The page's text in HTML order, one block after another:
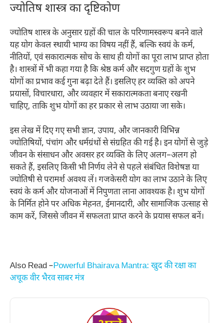
ज्योतिष शास्त्र का दृष्टिकोण
ज्योतिष शास्त्र के अनुसार ग्रहों की चाल के परिणामस्वरूप बनने वाले
यह योग केवल स्थायी भाग्य का विषय नहीं हैं, बल्कि स्वयं के कर्म,
नीतियों, एवं सकारात्मक सोच के साथ ही योगों का पूरा लाभ प्राप्त होता
है। शास्त्रों में भी कहा गया है कि श्रेष्ठ कर्म और सदगुण ग्रहों के शुभ
योगों का प्रभाव कई गुना बढ़ा देते हैं। इसलिए हर व्यक्ति को अपने
प्रयासों, विचारधारा, और व्यवहार में सकारात्मकता बनाए रखनी
चाहिए, ताकि शुभ योगों का हर प्रकार से लाभ उठाया जा सके।​
इस लेख में दिए गए सभी ज्ञान, उपाय, और जानकारी विभिन्न
ज्योतिषियों, पंचांग और धर्मग्रंथों से संग्रहित की गई है। इन योगों से जुड़े
जीवन के संसाधन और अवसर हर व्यक्ति के लिए अलग–अलग हो
सकते हैं, इसलिए किसी भी निर्णय लेने से पहले संबंधित विशेषज्ञ या
ज्योतिषी से परामर्श अवश्य लें। गजकेसरी योग का लाभ उठाने के लिए
स्वयं के कर्म और योजनाओं में निपुणता लाना आवश्यक है। शुभ योगों
के निर्मित होने पर अधिक मेहनत, ईमानदारी, और सामाजिक उत्साह से
काम करें, जिससे जीवन में सफलता प्राप्त करने के प्रयास सफल बनें।​
Also Read –Powerful Bhairava Mantra: खुद की रक्षा का
अचूक वीर भैरव साबर मंत्र